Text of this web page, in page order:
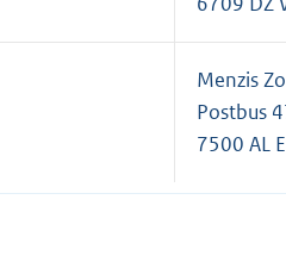
Menzis
Postbus
7500 AL